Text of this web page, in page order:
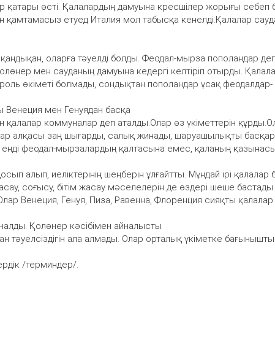
қатары өсті. Қалалардың дамуына кресшілер жорығы себеп
қамтамасыз етуед Италия мол табысқа кенелді.Қалалар
оларға тәуелді болды. Феодал-мырза пополандар деп
мен сауданың дамуына кедергі келтіріп отырды.
өкіметі болмады, сондықтан пополандар ұсақ феодалдар-
Венеция мен Генуядан басқа
қалалар коммуналар деп аталды.Олар өз үкіметтерін
алқасы заң шығарды, салық жинады, шаруашылықты
феодал-мырзалардың қалтасына емес, қаланың
алып, иеліктерінің шеңберін ұлғайтты. Мұндай ірі қалалар
соғысу, бітім жасау мәселелерін де өздері шеше бастады.
Венеция, Генуя, Пиза, Равенна, Флоренция сияқты қалалар
Қолөнер кәсібімен айналысты
тәуелсіздігін ала алмады. Олар орталық үкіметке бағынышты
/терминдер/.